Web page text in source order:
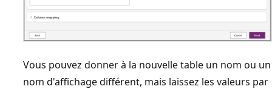
Vous pouvez donner à la nouvelle table un nom ou un
nom d'affichage différent, mais laissez les valeurs par